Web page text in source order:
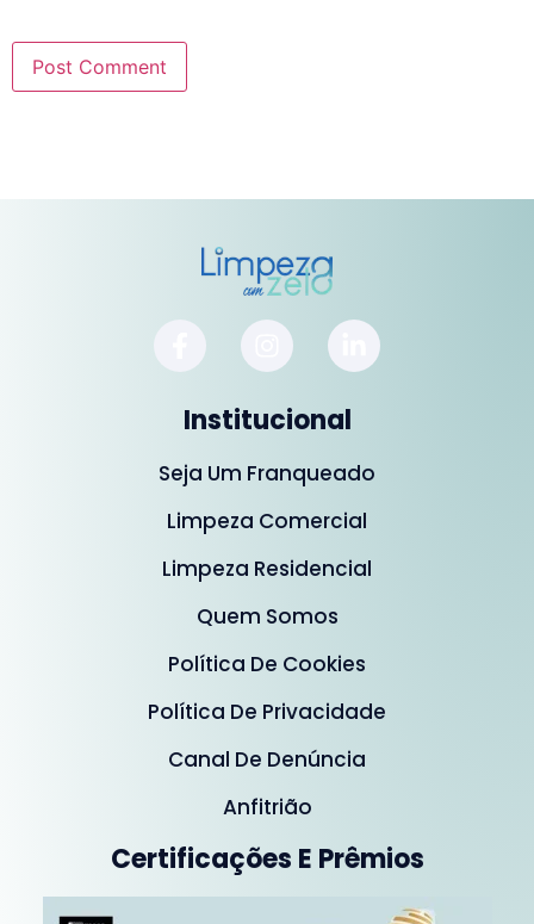
Institucional
Seja Um Franqueado
Limpeza Comercial
Limpeza Residencial
Quem Somos
Política De Cookies
Política De Privacidade
Canal De Denúncia
Anfitrião
Certificações E Prêmios